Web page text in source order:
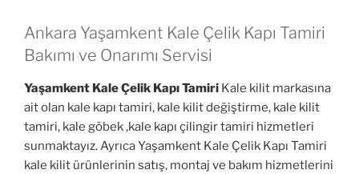
Ankara Yaşamkent Kale Çelik Kapı Tamiri
Bakımı ve Onarımı Servisi
Yaşamkent Kale Çelik Kapı Tamiri Kale kilit markasına
ait olan kale kapı tamiri, kale kilit değiştirme, kale kilit
tamiri, kale göbek ,kale kapı çilingir tamiri hizmetleri
sunmaktayız. Ayrıca Yaşamkent Kale Çelik Kapı Tamiri
kale kilit ürünlerinin satış, montaj ve bakım hizmetlerini